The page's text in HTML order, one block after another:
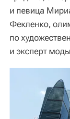
и певица
Фекленко,
по
и эксперт